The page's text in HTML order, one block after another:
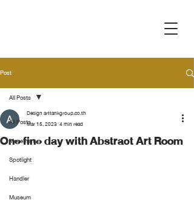
Post
All Posts
Movement
Spotlight
Handler
Museum
All Posts
One fine day with Abstract Art Room
Design arttankgroup.co.th
Mar 15, 2023 4 min read